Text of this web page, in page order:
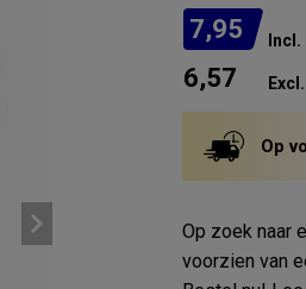
7,95
6,57
Op
Op zoek naar
voorzien van